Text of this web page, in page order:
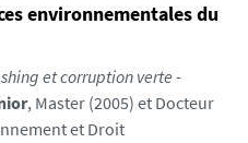
environnementales du
et corruption verte-
, Master (2005) et Docteur
et Droit